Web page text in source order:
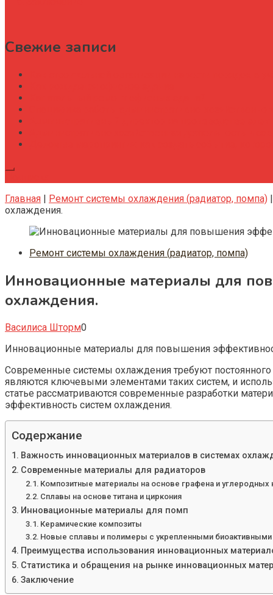
Свежие записи
Главная | Ремонт системы охлаждения (радиатор, помпа)
охлаждения.
Ремонт системы охлаждения (радиатор, помпа)
Инновационные материалы для
охлаждения.
Василиса Шторм0
Инновационные материалы для повышения
Современные системы охлаждения требуют
являются ключевыми элементами таких систем, и
статье рассматриваются современные разработки
эффективность систем охлаждения.
Содержание
Важность инновационных материалов в системах
Современные материалы для радиаторов
Композитные материалы на основе графена и углеродных
Сплавы на основе титана и циркония
Инновационные материалы для помп
Керамические композиты
Новые сплавы и полимеры с укрепленными
Преимущества использования инновационных
Статистика и обращения на рынке инновационных
Заключение